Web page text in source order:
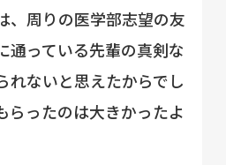
、周りの医学部志望の友
通っている先輩の真剣な
れないと思えたからでし
らったのは大きかったよ